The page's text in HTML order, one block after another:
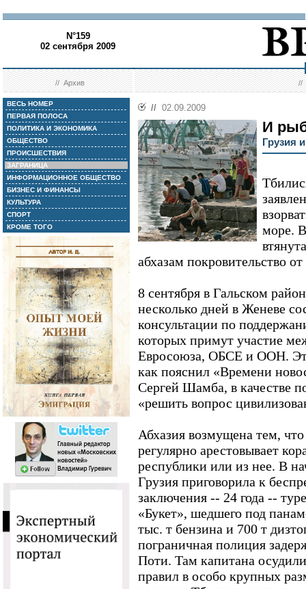
N°159
02 сентября 2009
//Архив //
ВЕСЬ НОМЕР
ПЕРВАЯ ПОЛОСА
ПОЛИТИКА И ЭКОНОМИКА
ОБЩЕСТВО
ПРОИСШЕСТВИЯ
ЗАГРАНИЦА
ИНФОРМАЦИОННОЕ ОБЩЕСТВО
БИЗНЕС И ФИНАНСЫ
КУЛЬТУРА
СПОРТ
КРОМЕ ТОГО
// 02.09.2009
И
Грузия
море.
абхазам покровительство
8 сентября в Гальском
несколько дней в Женеве
консультации по
которых примут участие
Евросоюза, ОБСЕ и ООН.
как пояснил «Времени
Сергей Шамба, в качестве
«решить вопрос
Абхазия возмущена тем,
регулярно арестовывает
республики или из нее. В
Грузия приговорила к
заключения -- 24 года --
«Букет», шедшего под
тыс. т бензина и 700 т
пограничная полиция
Поти. Там капитана
правил в особо крупных